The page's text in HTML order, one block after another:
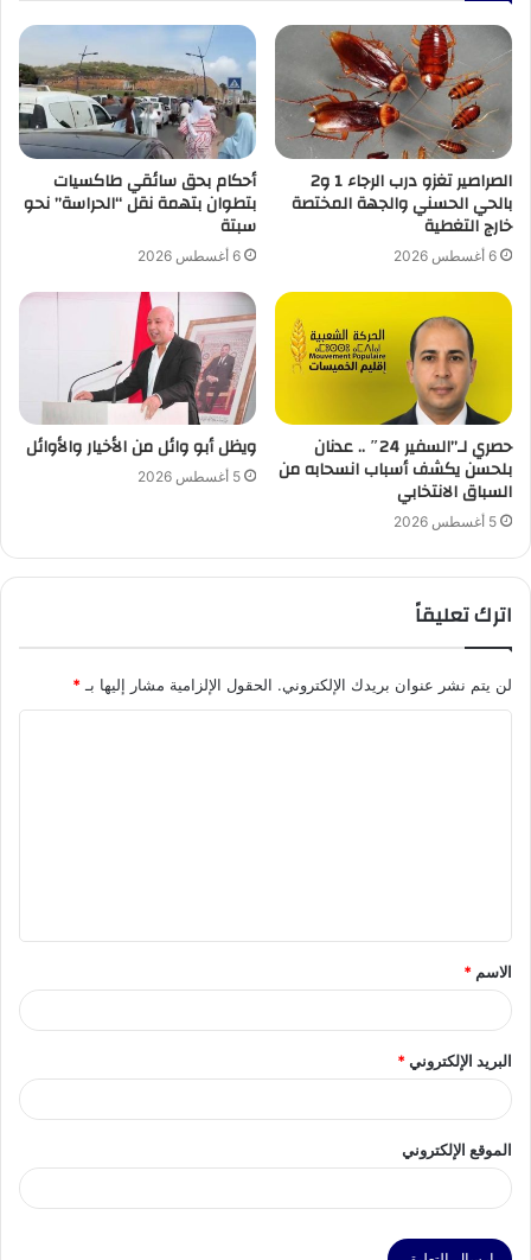
الصراصير تغزو درب الرجاء 1 و2
بالحي الحسني والجهة المختصة
خارج التغطية
6 أغسطس 2026
أحكام بحق سائقي طاكسيات
بتطوان بتهمة نقل “الحراسة” نحو
سبتة
6 أغسطس 2026
حصري لـ”السفير 24″ .. عدنان
بلحسن يكشف أسباب انسحابه من
السباق الانتخابي
5 أغسطس 2026
ويظل أبو وائل من الأخيار والأوائل
5 أغسطس 2026
اترك تعليقاً
لن يتم نشر عنوان بريدك الإلكتروني. الحقول الإلزامية مشار إليها بـ*
ق
*
الاسم *
البريد الإلكتروني*
الموقع الإلكتروني